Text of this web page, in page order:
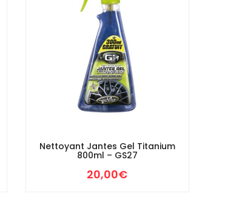
Nettoyant Jantes Gel Titanium
800ml – GS27
20,00€